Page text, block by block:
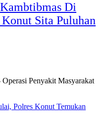
Di
Sita Puluhan
Penyakit Masyarakat